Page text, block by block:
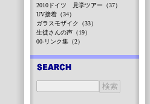
2010ドイツ 見学ツアー（37）
UV接着（34）
ガラスモザイク（33）
生徒さんの声（19）
00-リンク集（2）